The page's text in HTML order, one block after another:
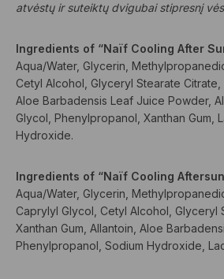
atvėstų ir suteiktų dvigubai stipresnį
Ingredients of “Naïf Cooling After
Aqua/Water, Glycerin,
Cetyl Alcohol, Glyceryl Stearate Citrate,
Aloe Barbadensis Leaf Juice Powder,
Glycol, Phenylpropanol, Xanthan Gum,
Hydroxide.
Ingredients of “Naïf Cooling
Aqua/Water, Glycerin,
Caprylyl Glycol, Cetyl Alcohol, Glyceryl
Xanthan Gum, Allantoin, Aloe
Phenylpropanol, Sodium Hydroxide,